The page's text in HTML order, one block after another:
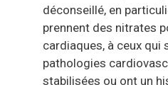
déconseillé, en
prennent des nitrates
cardiaques, à ceux
pathologies
stabilisées ou ont un